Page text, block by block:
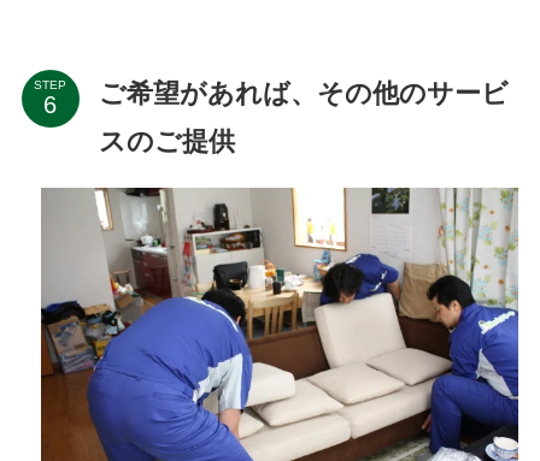
STEP
ご希望があれば、その他のサービ
スのご提供